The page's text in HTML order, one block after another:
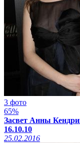
3 фото
65%
Засвет Анны
16.10.10
25.02.2016